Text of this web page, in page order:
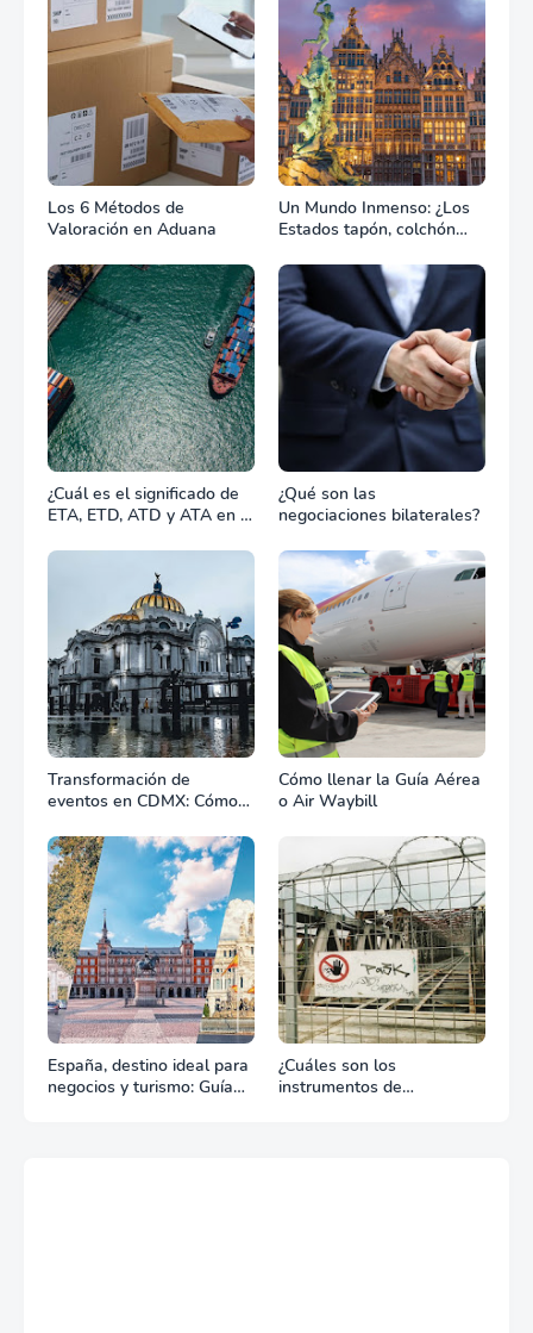
Los 6 Métodos de
Valoración en Aduana
Un Mundo Inmenso: ¿Los
Estados tapón, colchón
combate?
¿Cuál es el significado de
ETA, ETD, ATD y ATA en el
¿Qué son las
negociaciones bilaterales?
Transformación de
eventos en CDMX: Cómo
equipos define el éxito de
tu celebración
Cómo llenar la Guía Aérea
o Air Waybill
España, destino ideal para
negocios y turismo: Guía
¿Cuáles son los
instrumentos de